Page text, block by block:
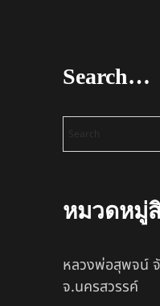
Search…
หมวดหมู่
หลวงพ่อสุพจน์
จ.นครสวรรค์